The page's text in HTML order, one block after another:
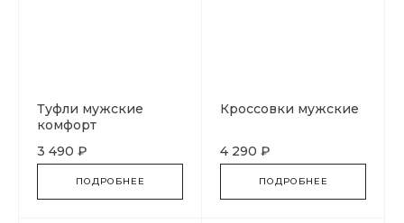
Туфли мужские
комфорт
3 490 ₽
ПОДРОБНЕЕ
Кроссовки мужские
4 290 ₽
ПОДРОБНЕЕ